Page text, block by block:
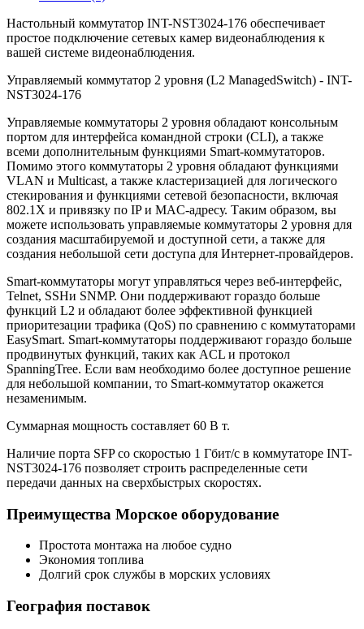
Настольный коммутатор INT-NST3024-176 обеспечивает
простое подключение сетевых камер видеонаблюдения к
вашей системе видеонаблюдения.
Управляемый коммутатор 2 уровня (L2 ManagedSwitch) - INT-
NST3024-176
Управляемые коммутаторы 2 уровня обладают консольным
портом для интерфейса командной строки (CLI), а также
всеми дополнительным функциями Smart-коммутаторов.
Помимо этого коммутаторы 2 уровня обладают функциями
VLAN и Multicast, а также кластеризацией для логического
стекирования и функциями сетевой безопасности, включая
802.1X и привязку по IP и MAC-адресу. Таким образом, вы
можете использовать управляемые коммутаторы 2 уровня для
создания масштабируемой и доступной сети, а также для
создания небольшой сети доступа для Интернет-провайдеров.
Smart-коммутаторы могут управляться через веб-интерфейс,
Telnet, SSHи SNMP. Они поддерживают гораздо больше
функций L2 и обладают более эффективной функцией
приоритезации трафика (QoS) по сравнению с коммутаторами
EasySmart. Smart-коммутаторы поддерживают гораздо больше
продвинутых функций, таких как ACL и протокол
SpanningTree. Если вам необходимо более доступное решение
для небольшой компании, то Smart-коммутатор окажется
незаменимым.
Суммарная мощность составляет 60 В т.
Наличие порта SFP со скоростью 1 Гбит/c в коммутаторе INT-
NST3024-176 позволяет строить распределенные сети
передачи данных на сверхбыстрых скоростях.
Преимущества Морское оборудование
Простота монтажа на любое судно
Экономия топлива
Долгий срок службы в морских условиях
География поставок